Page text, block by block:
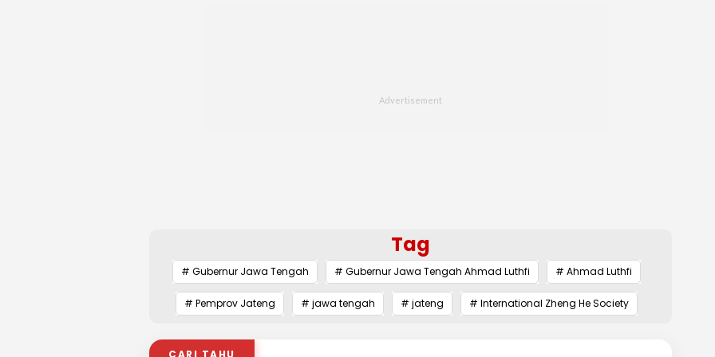
Tag
# Gubernur Jawa Tengah # Gubernur Jawa Tengah Ahmad Luthfi # Ahmad Luthfi
# Pemprov Jateng # jawa tengah # jateng # International Zheng He Society